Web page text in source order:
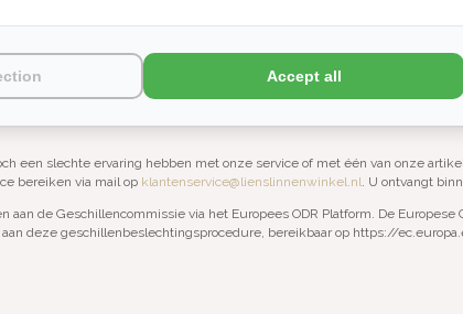
wel via een Tikkie betalen.
een slechte ervaring hebben met onze service of met één van onze
bereiken via mail op klantenservice@lienslinnenwinkel.nl. U ontvangt
de Geschillencommissie via het Europees ODR Platform. De
deze geschillenbeslechtingsprocedure, bereikbaar op https://
Accept all